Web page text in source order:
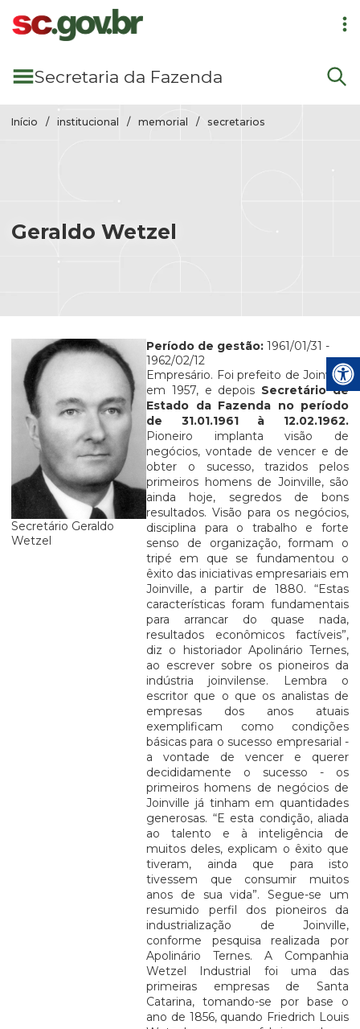
Pular para conteúdo principal
Secretaria da Fazenda
Início institucional memorial secretarios
Geraldo Wetzel
Secretário Geraldo
Wetzel
Período de gestão: 1961/01/31 -
1962/02/12
Empresário. Foi prefeito de Joinville,
em 1957, e depois Secretário de
Estado da Fazenda no período
de 31.01.1961 à 12.02.1962.
Pioneiro implanta visão de
negócios, vontade de vencer e de
obter o sucesso, trazidos pelos
primeiros homens de Joinville, são
ainda hoje, segredos de bons
resultados. Visão para os negócios,
disciplina para o trabalho e forte
senso de organização, formam o
tripé em que se fundamentou o
êxito das iniciativas empresariais em
Joinville, a partir de 1880. “Estas
características foram fundamentais
para arrancar do quase nada,
resultados econômicos factíveis”,
diz o historiador Apolinário Ternes,
ao escrever sobre os pioneiros da
indústria joinvilense. Lembra o
escritor que o que os analistas de
empresas dos anos atuais
exemplificam como condições
básicas para o sucesso empresarial -
a vontade de vencer e querer
decididamente o sucesso - os
primeiros homens de negócios de
Joinville já tinham em quantidades
generosas. “E esta condição, aliada
ao talento e à inteligência de
muitos deles, explicam o êxito que
tiveram, ainda que para isto
tivessem que consumir muitos
anos de sua vida”. Segue-se um
resumido perfil dos pioneiros da
industrialização de Joinville,
conforme pesquisa realizada por
Apolinário Ternes. A Companhia
Wetzel Industrial foi uma das
primeiras empresas de Santa
Catarina, tomando-se por base o
ano de 1856, quando Friedrich Louis